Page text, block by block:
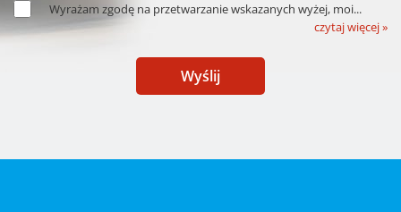
Wyrażam zgodę na przetwarzanie wskazanych wyżej, moi...
czytaj więcej »
Wyślij